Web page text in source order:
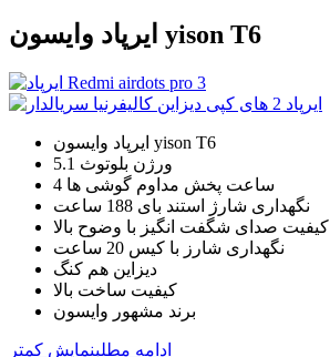
ایرپاد وایسون yison T6
ایرپاد وایسون yison T6
ورژن بلوتوث 5.1
4 ساعت پخش مداوم گوشی ها
نگهداری شارژ استند بای 188 ساعت
کیفیت صدای شگفت انگیز با وضوح بالا
نگهداری شارز با کیس 20 ساعت
دیزاین هم کنگ
کیفیت ساخت بالا
برند مشهور وایسون
ادامه مطلبنمایش کمتر